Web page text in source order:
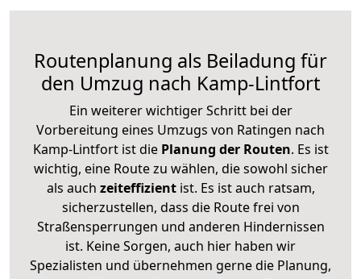
Routenplanung als Beiladung für
den Umzug nach Kamp-Lintfort
Ein weiterer wichtiger Schritt bei der
Vorbereitung eines Umzugs von Ratingen nach
Kamp-Lintfort ist diePlanung der Routen. Es ist
wichtig, eine Route zu wählen, die sowohl sicher
als auch zeiteffizientist. Es ist auch ratsam,
sicherzustellen, dass die Route frei von
Straßensperrungen und anderen Hindernissen
ist. Keine Sorgen, auch hier haben wir
Spezialisten und übernehmen gerne die Planung,